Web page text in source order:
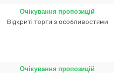
Очікування пропозицій
Відкриті торги з особливостями
Очікування пропозицій